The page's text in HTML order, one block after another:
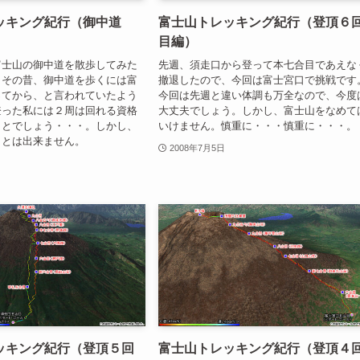
キング紀行（御中道
山の御中道を散歩してみた
の昔、御中道を歩くには富
から、と言われていたよう
た私には２周は回れる資格
でしょう・・・。しかし、
は出来ません。
富士山トレッキング紀行（登頂６
目編）
先週、須走口から登って本七合目であえな
撤退したので、今回は富士宮口で挑戦です
今回は先週と違い体調も万全なので、今度
大丈夫でしょう。しかし、富士山をなめて
いけません。慎重に・・・慎重に・・・。
2008年7月5日
キング紀行（登頂５回 富士山トレッキング紀行（登頂４